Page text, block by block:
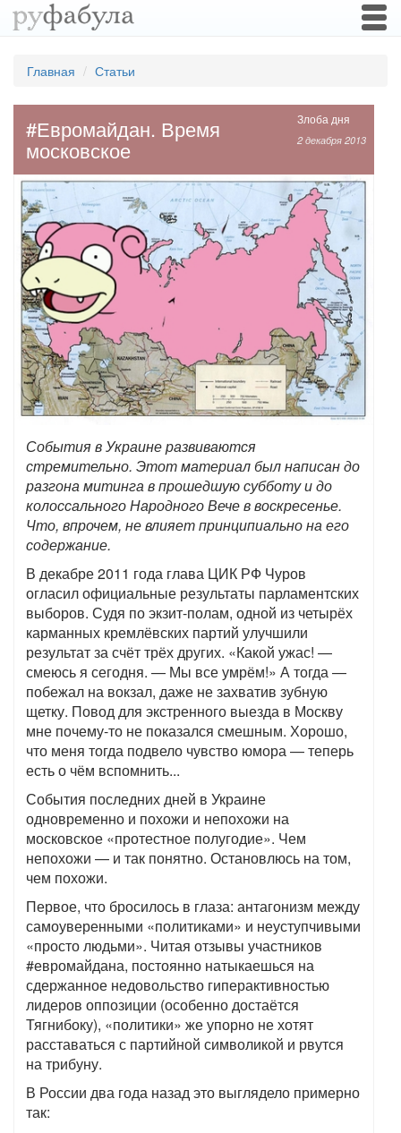
Главная Статьи
Злоба дня
2 декабря 2013
#Евромайдан. Время
московское
События в Украине развиваются
стремительно. Этот материал был написан до
разгона митинга в прошедшую субботу и до
колоссального Народного Вече в воскресенье.
Что, впрочем, не влияет принципиально на его
содержание.
В декабре 2011 года глава ЦИК РФ Чуров
огласил официальные результаты парламентских
выборов. Судя по экзит-полам, одной из четырёх
карманных кремлёвских партий улучшили
результат за счёт трёх других. «Какой ужас! —
смеюсь я сегодня. — Мы все умрём!» А тогда —
побежал на вокзал, даже не захватив зубную
щетку. Повод для экстренного выезда в Москву
мне почему-то не показался смешным. Хорошо,
что меня тогда подвело чувство юмора — теперь
есть о чём вспомнить...
События последних дней в Украине
одновременно и похожи и непохожи на
московское «протестное полугодие». Чем
непохожи — и так понятно. Остановлюсь на том,
чем похожи.
Первое, что бросилось в глаза: антагонизм между
самоуверенными «политиками» и неуступчивыми
«просто людьми». Читая отзывы участников
#евромайдана, постоянно натыкаешься на
сдержанное недовольство гиперактивностью
лидеров оппозиции (особенно достаётся
Тягнибоку), «политики» же упорно не хотят
расставаться с партийной символикой и рвутся
на трибуну.
В России два года назад это выглядело примерно
так: